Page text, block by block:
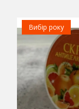
Вибір року